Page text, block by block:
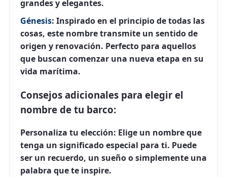
grandes y elegantes.
Génesis: Inspirado en el principio de todas las
cosas, este nombre transmite un sentido de
origen y renovación. Perfecto para aquellos
que buscan comenzar una nueva etapa en su
vida marítima.
Consejos adicionales para elegir el
nombre de tu barco:
Personaliza tu elección: Elige un nombre que
tenga un significado especial para ti. Puede
ser un recuerdo, un sueño o simplemente una
palabra que te inspire.